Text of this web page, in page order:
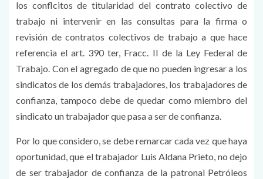
los conflcitos de titularidad del contrato colectivo de
trabajo ni intervenir en las consultas para la firma o
revisión de contratos colectivos de trabajo a que hace
referencia el art. 390 ter, Fracc. II de la Ley Federal de
Trabajo. Con el agregado de que no pueden ingresar a los
sindicatos de los demás trabajadores, los trabajadores de
confianza, tampoco debe de quedar como miembro del
sindicato un trabajador que pasa a ser de confianza.
Por lo que considero, se debe remarcar cada vez que haya
oportunidad, que el trabajador Luis Aldana Prieto, no dejo
de ser trabajador de confianza de la patronal Petróleos